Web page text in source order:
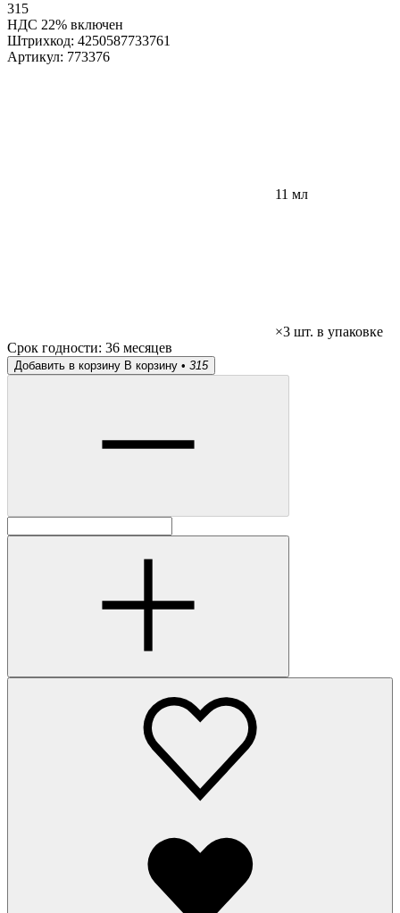
315
НДС 22% включен
Штрихкод: 4250587733761
Артикул: 773376
11 мл
×3 шт. в упаковке
Срок годности: 36 месяцев
Добавить в корзину В корзину • 315